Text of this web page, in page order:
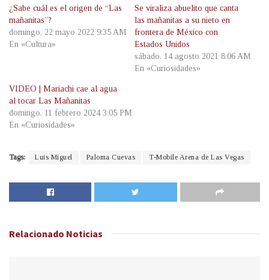
¿Sabe cuál es el origen de “Las
mañanitas”?
domingo, 22 mayo 2022 9:35 AM
En «Cultura»
Se viraliza abuelito que canta
las mañanitas a su nieto en
frontera de México con
Estados Unidos
sábado, 14 agosto 2021 8:06 AM
En «Curiosidades»
VIDEO | Mariachi cae al agua
al tocar Las Mañanitas
domingo, 11 febrero 2024 3:05 PM
En «Curiosidades»
Tags: Luis Miguel Paloma Cuevas T-Mobile Arena de Las Vegas
Relacionado Noticias